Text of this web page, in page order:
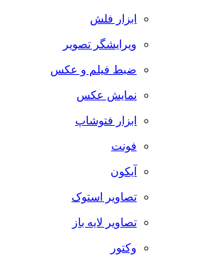
ابزار فلش
ویرایشگر تصویر
ضبط فيلم و عكس
نمایش عکس
ابزار فتوشاپ
فونت
آیکون
تصاویر استوک
تصاویر لایه باز
وکتور